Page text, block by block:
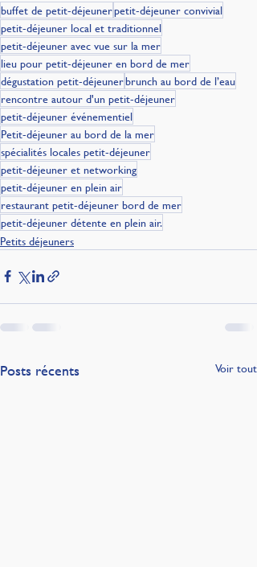
buffet de petit-déjeunerpetit-déjeuner convivial
petit-déjeuner local et traditionnel
petit-déjeuner avec vue sur la mer
lieu pour petit-déjeuner en bord de mer
dégustation petit-déjeunerbrunch au bord de l’eau
rencontre autour d'un petit-déjeuner
petit-déjeuner événementiel
Petit-déjeuner au bord de la mer
spécialités locales petit-déjeuner
petit-déjeuner et networking
petit-déjeuner en plein air
restaurant petit-déjeuner bord de mer
petit-déjeuner détente en plein air.
Petits déjeuners
Posts récents Voir tout